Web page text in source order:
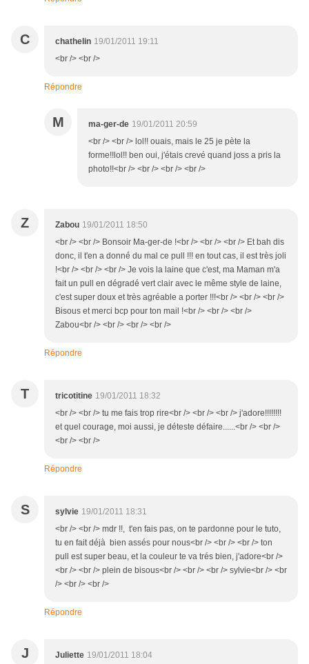
C chathelin 19/01/2011 19:11
<br /> <br />
Répondre
M ma-ger-de 19/01/2011 20:59
<br /> <br /> lol!! ouais, mais le 25 je pète la
forme!!lol!! ben oui, j'étais crevé quand joss a pris la
photo!!<br /> <br /> <br /> <br />
Z Zabou 19/01/2011 18:50
<br /> <br /> Bonsoir Ma-ger-de !<br /> <br /> <br /> Et bah dis
donc, il t'en a donné du mal ce pull !!! en tout cas, il est très joli
!<br /> <br /> <br /> Je vois la laine que c'est, ma Maman m'a
fait un pull en dégradé vert clair avec le même style de laine,
c'est super doux et très agréable a porter !!!<br /> <br /> <br />
Bisous et merci bcp pour ton mail !<br /> <br /> <br />
Zabou<br /> <br /> <br /> <br />
Répondre
T tricotitine 19/01/2011 18:32
<br /> <br /> tu me fais trop rire<br /> <br /> <br /> j'adore!!!!!!!!
et quel courage, moi aussi, je déteste défaire......<br /> <br />
<br /> <br />
Répondre
S sylvie 19/01/2011 18:31
<br /> <br /> mdr !!, t'en fais pas, on te pardonne pour le tuto,
tu en fait déjà bien assés pour nous<br /> <br /> <br /> ton
pull est super beau, et la couleur te va trés bien, j'adore<br />
<br /> <br /> plein de bisous<br /> <br /> <br /> sylvie<br /> <br
/> <br /> <br />
Répondre
J Juliette 19/01/2011 18:04